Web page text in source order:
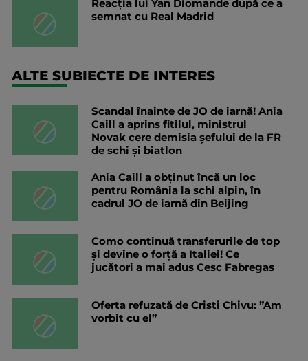
Reacția lui Yan Diomande după ce a
semnat cu Real Madrid
ALTE SUBIECTE DE INTERES
Scandal înainte de JO de iarnă! Ania
Caill a aprins fitilul, ministrul
Novak cere demisia șefului de la FR
de schi și biatlon
Ania Caill a obținut încă un loc
pentru România la schi alpin, în
cadrul JO de iarnă din Beijing
Como continuă transferurile de top
și devine o forță a Italiei! Ce
jucători a mai adus Cesc Fabregas
Oferta refuzată de Cristi Chivu: ”Am
vorbit cu el”